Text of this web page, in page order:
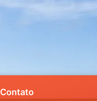
Contato